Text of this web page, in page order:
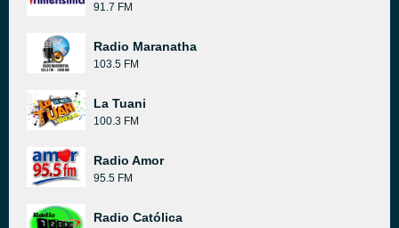
91.7 FM
Radio Maranatha
103.5 FM
La Tuani
100.3 FM
Radio Amor
95.5 FM
Radio Católica